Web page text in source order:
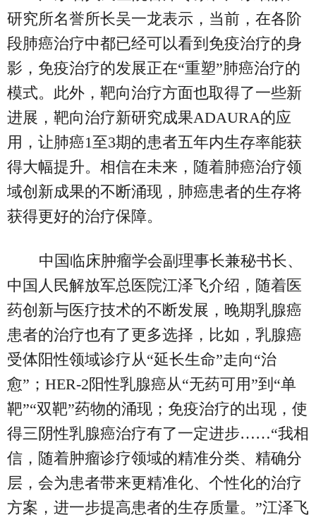
研究所名誉所长吴一龙表示，当前，在各阶
段肺癌治疗中都已经可以看到免疫治疗的身
影，免疫治疗的发展正在“重塑”肺癌治疗的
模式。此外，靶向治疗方面也取得了一些新
进展，靶向治疗新研究成果ADAURA的应
用，让肺癌1至3期的患者五年内生存率能获
得大幅提升。相信在未来，随着肺癌治疗领
域创新成果的不断涌现，肺癌患者的生存将
获得更好的治疗保障。
中国临床肿瘤学会副理事长兼秘书长、
中国人民解放军总医院江泽飞介绍，随着医
药创新与医疗技术的不断发展，晚期乳腺癌
患者的治疗也有了更多选择，比如，乳腺癌
受体阳性领域诊疗从“延长生命”走向“治
愈”；HER-2阳性乳腺癌从“无药可用”到“单
靶”“双靶”药物的涌现；免疫治疗的出现，使
得三阴性乳腺癌治疗有了一定进步……“我相
信，随着肿瘤诊疗领域的精准分类、精确分
层，会为患者带来更精准化、个性化的治疗
方案，进一步提高患者的生存质量。”江泽飞